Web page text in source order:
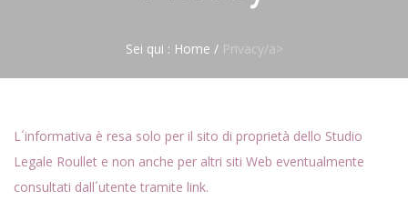
Sei qui : Home / Privacy/a>
L´informativa è resa solo per il sito di proprietà dello Studio
Legale Roullet e non anche per altri siti Web eventualmente
consultati dall´utente tramite link.